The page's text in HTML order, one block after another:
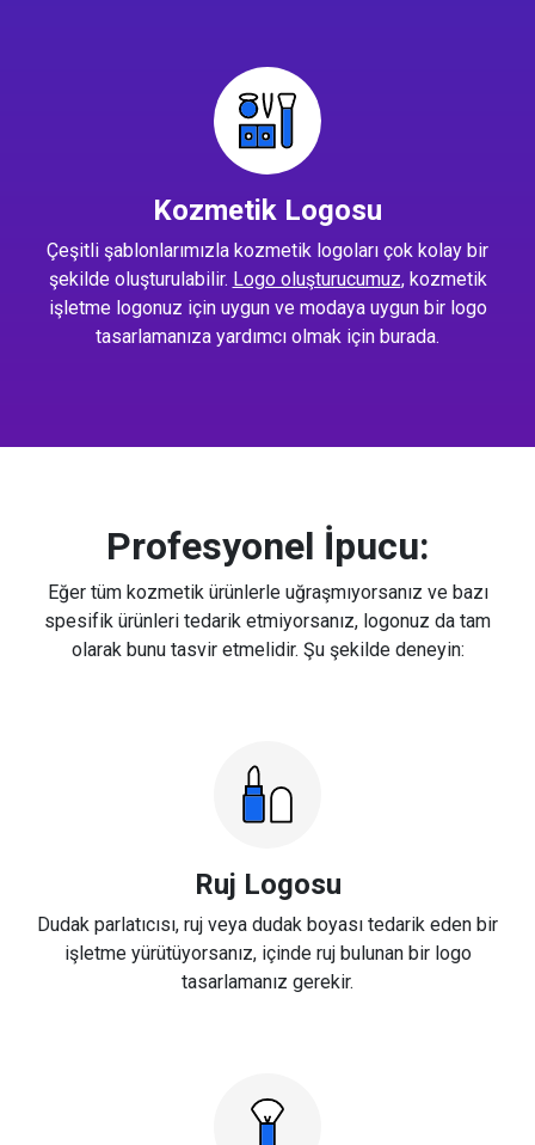
Kozmetik Logosu
Çeşitli şablonlarımızla kozmetik logoları çok kolay bir
şekilde oluşturulabilir. Logo oluşturucumuz, kozmetik
işletme logonuz için uygun ve modaya uygun bir logo
tasarlamanıza yardımcı olmak için burada.
Profesyonel İpucu:
Eğer tüm kozmetik ürünlerle uğraşmıyorsanız ve bazı
spesifik ürünleri tedarik etmiyorsanız, logonuz da tam
olarak bunu tasvir etmelidir. Şu şekilde deneyin:
Ruj Logosu
Dudak parlatıcısı, ruj veya dudak boyası tedarik eden bir
işletme yürütüyorsanız, içinde ruj bulunan bir logo
tasarlamanız gerekir.